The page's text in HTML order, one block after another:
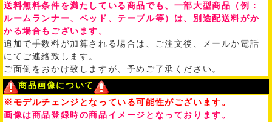
送料無料条件を満たしている商品でも、一部大型商品（例：
ルームランナー、ベッド、テーブル等）は、別途配送料がか
かる場合もございます。
追加で手数料が加算される場合は、ご注文後、メールか電話
にてご連絡致します。
ご面倒をおかけ致しますが、予めご了承ください。
商品画像について
※モデルチェンジとなっている可能性がございます。
画像は商品登録時の商品イメージとなっております。